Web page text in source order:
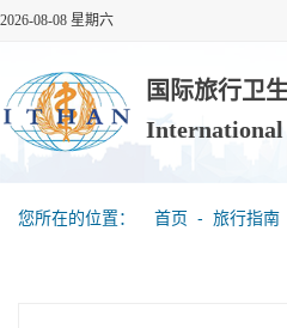
2026-08-08 星期六
国际旅行卫
International
您所在的位置： 首页 ‐ 旅行指南